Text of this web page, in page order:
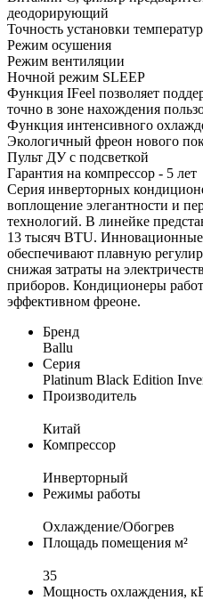
деодорирующий
Точность установки
Режим осушения
Режим вентиляции
Ночной режим SLEEP
Функция IFeel позволяет
точно в зоне нахождения
Функция интенсивного
Экологичный фреон нового
Пульт ДУ с подсветкой
Гарантия на компрессор - 5 лет
Серия инверторных
воплощение элегантности и
технологий. В линейке
13 тысяч BTU.
обеспечивают плавную
снижая затраты на
приборов. Кондиционеры
эффективном фреоне.
Бренд
Ballu
Серия
Platinum Black Edition
Производитель
Китай
Компрессор
Инверторный
Режимы работы
Охлаждение/Обогрев
Площадь помещения м²
35
Мощность охлаждения,